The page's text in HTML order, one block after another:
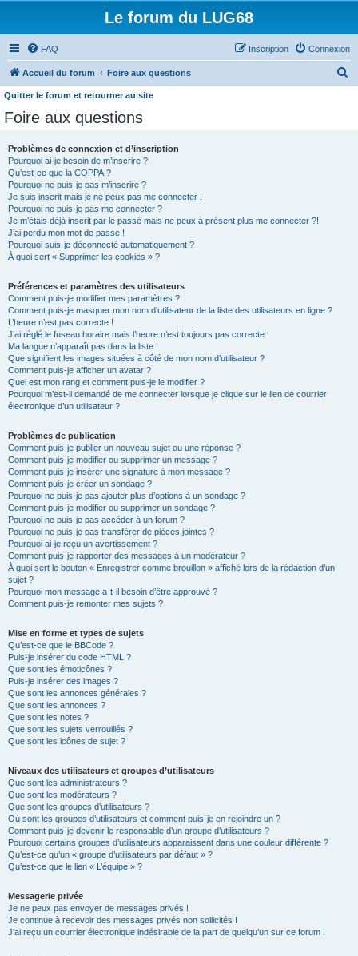
Le forum du LUG68
FAQ Connexion
Inscription
Accueil du forum Foire aux questions
Quitter le forum et retourner au site
Foire aux questions
Problèmes de connexion et d’inscription
Pourquoi ai-je besoin de m’inscrire ?
Qu’est-ce que la COPPA ?
Pourquoi ne puis-je pas m’inscrire ?
Je suis inscrit mais je ne peux pas me connecter !
Pourquoi ne puis-je pas me connecter ?
Je m’étais déjà inscrit par le passé mais ne peux à présent plus me connecter ?!
J’ai perdu mon mot de passe !
Pourquoi suis-je déconnecté automatiquement ?
À quoi sert « Supprimer les cookies » ?
Préférences et paramètres des utilisateurs
Comment puis-je modifier mes paramètres ?
Comment puis-je masquer mon nom d’utilisateur de la liste des utilisateurs en ligne ?
L’heure n’est pas correcte !
J’ai réglé le fuseau horaire mais l’heure n’est toujours pas correcte !
Ma langue n’apparaît pas dans la liste !
Que signifient les images situées à côté de mon nom d’utilisateur ?
Comment puis-je afficher un avatar ?
Quel est mon rang et comment puis-je le modifier ?
Pourquoi m’est-il demandé de me connecter lorsque je clique sur le lien de courrier
électronique d’un utilisateur ?
Problèmes de publication
Comment puis-je publier un nouveau sujet ou une réponse ?
Comment puis-je modifier ou supprimer un message ?
Comment puis-je insérer une signature à mon message ?
Comment puis-je créer un sondage ?
Pourquoi ne puis-je pas ajouter plus d’options à un sondage ?
Comment puis-je modifier ou supprimer un sondage ?
Pourquoi ne puis-je pas accéder à un forum ?
Pourquoi ne puis-je pas transférer de pièces jointes ?
Pourquoi ai-je reçu un avertissement ?
Comment puis-je rapporter des messages à un modérateur ?
À quoi sert le bouton « Enregistrer comme brouillon » affiché lors de la rédaction d’un
sujet ?
Pourquoi mon message a-t-il besoin d’être approuvé ?
Comment puis-je remonter mes sujets ?
Mise en forme et types de sujets
Qu’est-ce que le BBCode ?
Puis-je insérer du code HTML ?
Que sont les émoticônes ?
Puis-je insérer des images ?
Que sont les annonces générales ?
Que sont les annonces ?
Que sont les notes ?
Que sont les sujets verrouillés ?
Que sont les icônes de sujet ?
Niveaux des utilisateurs et groupes d’utilisateurs
Que sont les administrateurs ?
Que sont les modérateurs ?
Que sont les groupes d’utilisateurs ?
Où sont les groupes d’utilisateurs et comment puis-je en rejoindre un ?
Comment puis-je devenir le responsable d’un groupe d’utilisateurs ?
Pourquoi certains groupes d’utilisateurs apparaissent dans une couleur différente ?
Qu’est-ce qu’un « groupe d’utilisateurs par défaut » ?
Qu’est-ce que le lien « L’équipe » ?
Messagerie privée
Je ne peux pas envoyer de messages privés !
Je continue à recevoir des messages privés non sollicités !
J’ai reçu un courrier électronique indésirable de la part de quelqu’un sur ce forum !